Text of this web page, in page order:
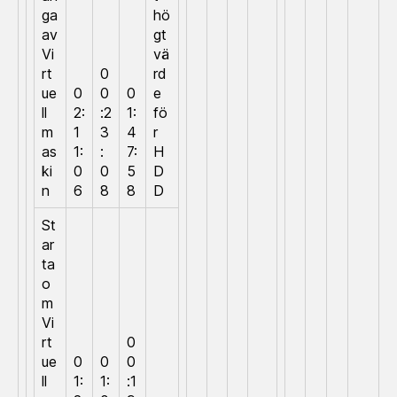
ga
av
Vi
rt
ue
ll
m
as
ki
n
0
2:
1
1:
0
6
0
0
:2
3
:
0
8
0
1:
4
7:
5
8
hö
gt
vä
rd
e
fö
r
H
D
D
St
ar
ta
o
m
Vi
rt
ue
ll
0
1:
0
1:
0
0
:1